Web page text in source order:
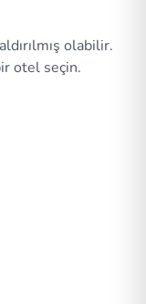
olabilir.
otel seçin.